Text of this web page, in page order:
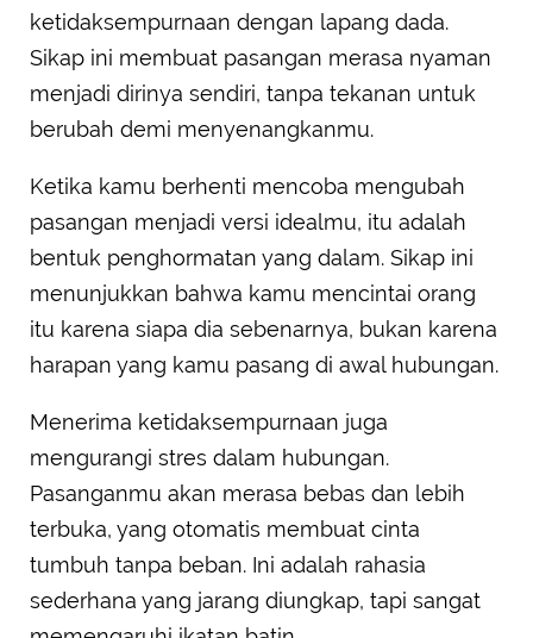
ketidaksempurnaan dengan lapang dada.
Sikap ini membuat pasangan merasa nyaman
menjadi dirinya sendiri, tanpa tekanan untuk
berubah demi menyenangkanmu.
Ketika kamu berhenti mencoba mengubah
pasangan menjadi versi idealmu, itu adalah
bentuk penghormatan yang dalam. Sikap ini
menunjukkan bahwa kamu mencintai orang
itu karena siapa dia sebenarnya, bukan karena
harapan yang kamu pasang di awal hubungan.
Menerima ketidaksempurnaan juga
mengurangi stres dalam hubungan.
Pasanganmu akan merasa bebas dan lebih
terbuka, yang otomatis membuat cinta
tumbuh tanpa beban. Ini adalah rahasia
sederhana yang jarang diungkap, tapi sangat